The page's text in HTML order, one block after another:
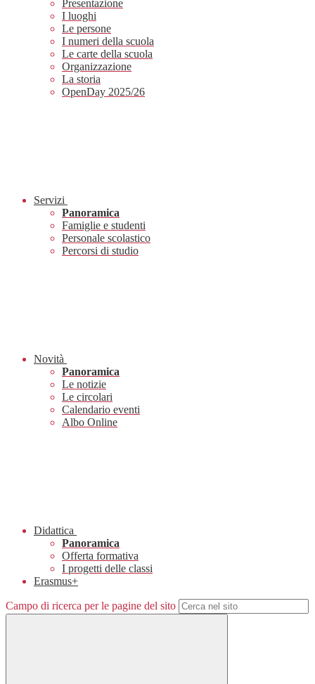
Presentazione
I luoghi
Le persone
I numeri della scuola
Le carte della scuola
Organizzazione
La storia
OpenDay 2025/26
Servizi
Panoramica
Famiglie e studenti
Personale scolastico
Percorsi di studio
Novità
Panoramica
Le notizie
Le circolari
Calendario eventi
Albo Online
Didattica
Panoramica
Offerta formativa
I progetti delle classi
Erasmus+
Campo di ricerca per le pagine del sito